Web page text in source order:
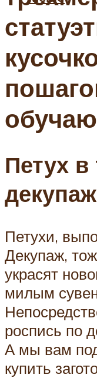
Петух в
декупаж
Петухи,
Декупаж,
украсят
милым
роспись по
А мы вам
купить